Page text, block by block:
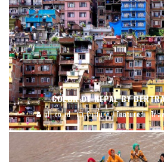
COLOR OF NEPAL BY
blj.co.id Culture Featured